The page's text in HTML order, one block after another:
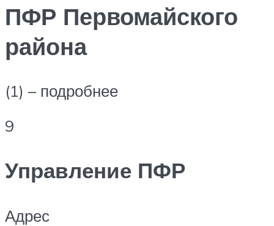
ПФР Первомайского
района
(1) – подробнее
9
Управление ПФР
Адрес